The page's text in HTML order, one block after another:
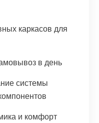
каркасов для
в день
системы
и комфорт